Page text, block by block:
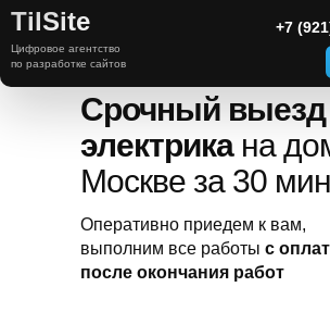
TilSite
Цифровое агентство
по разработке сайтов
+7
Оперативно приедем к вам,
выполним все работы с
после окончания работ
Срочный выезд
электрика на
Москве за 30